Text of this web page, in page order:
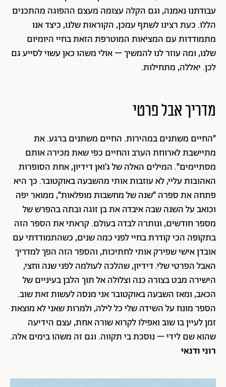
עבודתנו נאמנה, וגם הקלה עצומה מעצם ההפוגה מהתכנים
הללו. כעת רצינו לשתף עמכן, הקוראות שלנו, כיצד אנו
מתמודדות עם המציאות המוטרפת הזאת בחיי היומיום
שלנו, ומה עוזר לנו להמשיך – אולי משהו כאן עשוי לסייע גם
לכן. יאללה, מתחילות.
מדריך אבל פרטי
״החיים משתנים במהירות. החיים משתנים ברגע. את
מתיישבת לארוחת הערב והחיים כפי שאת מכירה אותם
מסתיימים״. המילים האלה של ג׳ואן דידיון, אחת הסופרות
האהובות עליי, לא עוזבות אותי מהשבעה באוקטובר. כך היא
פתחה את ספרה ״שנה של מחשבות מופלאות״, ממואר יפה
וכואב על השנה שבה איבדה את בן זוגה ובתה בהפרש של
מספר חודשים, ונותרה לבדה בעולם. קראתי את הספר הזה
בתקופה הכי קודרת בחיי לפני כמה שנים, כשהתמודדתי עם
אובדן אישי שפירק אותי לחתיכות, והספר הזה הפך למדריך
האבל הפרטי שלי. דידיון, שהלכה לעולמה לפני שנה וחצי,
הישירה מבט בצורה כנה וצלולה אל תוך הלבן בעיניים של
הכאב, ומאז השבעה באוקטובר אני מנסה לעשות זאת שוב.
הספר מונח על השידה שלי כל לילה, ולמרות שאני לא מוצאת
זמן לעיין בו שוב ואפילו לקרוא שורה אחת, עצם הידיעה
שהוא שם לידי – נוסכת בי תקווה. וגם זה משהו בימים אלה.
רוני ודנאי